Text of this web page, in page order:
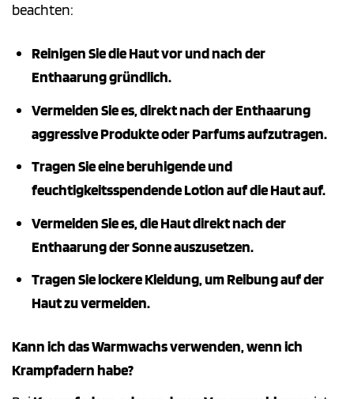
beachten:
Reinigen Sie die Haut vor und nach der
Enthaarung gründlich.
Vermeiden Sie es, direkt nach der Enthaarung
aggressive Produkte oder Parfums aufzutragen.
Tragen Sie eine beruhigende und
feuchtigkeitsspendende Lotion auf die Haut auf.
Vermeiden Sie es, die Haut direkt nach der
Enthaarung der Sonne auszusetzen.
Tragen Sie lockere Kleidung, um Reibung auf der
Haut zu vermeiden.
Kann ich das Warmwachs verwenden, wenn ich
Krampfadern habe?